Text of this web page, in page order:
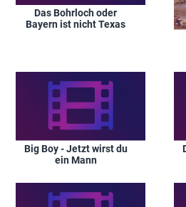
Das Bohrloch oder
Bayern ist nicht Texas
Big Boy - Jetzt wirst du
ein Mann